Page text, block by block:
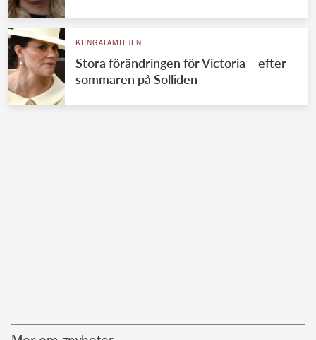
KUNGAFAMILJEN
Stora förändringen för Victoria – efter
sommaren på Solliden